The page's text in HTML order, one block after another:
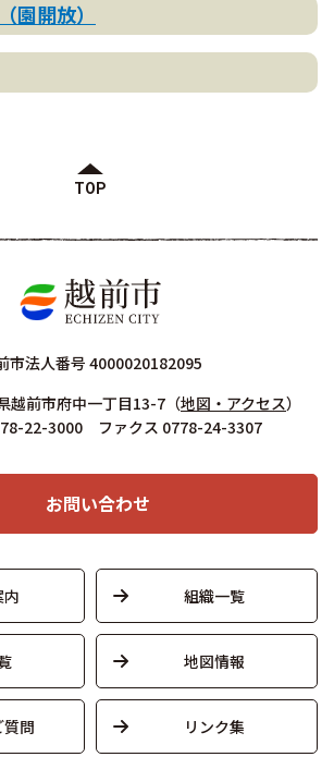
園開放）
TOP
市法人番号 4000020182095
越前市府中一丁目13-7 （地図・アクセス）
22-3000 ファクス 0778-24-3307
お問い合わせ
組織一覧
地図情報
問 リンク集